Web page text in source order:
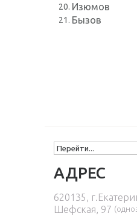
Изюмов
Бызов
АДРЕС
620135,
Шефская, 97